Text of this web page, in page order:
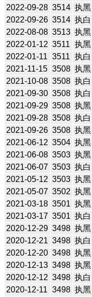
2022-09-28 3514 执黑
2022-09-26 3514 执白
2022-08-08 3513 执黑
2022-01-12 3511 执黑
2022-01-11 3511 执白
2021-11-15 3508 执黑
2021-10-08 3508 执白
2021-09-30 3508 执白
2021-09-29 3508 执黑
2021-09-28 3508 执白
2021-09-26 3508 执黑
2021-06-12 3504 执黑
2021-06-08 3503 执黑
2021-06-07 3503 执白
2021-05-12 3503 执黑
2021-05-07 3502 执黑
2021-03-18 3501 执黑
2021-03-17 3501 执白
2020-12-29 3498 执黑
2020-12-21 3498 执白
2020-12-20 3498 执黑
2020-12-13 3498 执黑
2020-12-12 3498 执白
2020-12-11 3498 执黑